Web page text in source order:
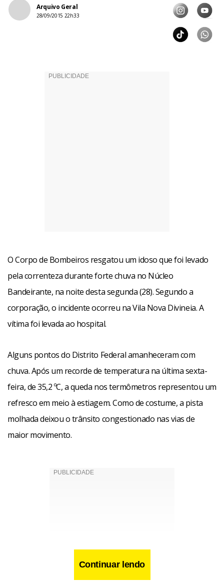
Arquivo Geral
28/09/2015 22h33
O Corpo de Bombeiros resgatou um idoso que foi levado
pela correnteza durante forte chuva no Núcleo
Bandeirante, na noite desta segunda (28). Segundo a
corporação, o incidente ocorreu na Vila Nova Divineia. A
vítima foi levada ao hospital.
Alguns pontos do Distrito Federal amanheceram com
chuva. Após um recorde de temperatura na última sexta-
feira, de 35,2 ºC, a queda nos termômetros representou um
refresco em meio à estiagem. Como de costume, a pista
molhada deixou o trânsito congestionado nas vias de
maior movimento.
Continuar lendo